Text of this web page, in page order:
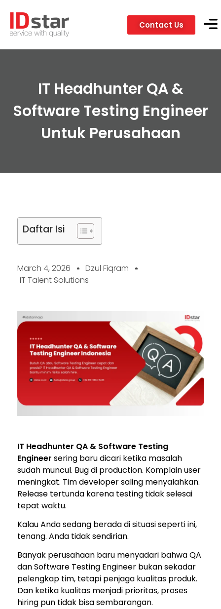
Contact Us
IT Headhunter QA &
Software Testing Engineer
Untuk Perusahaan
Daftar Isi
March 4, 2026
Dzul Fiqram
IT Talent Solutions
IT Headhunter QA & Software Testing
Engineer sering baru dicari ketika masalah
sudah muncul. Bug di production. Komplain user
meningkat. Tim developer saling menyalahkan.
Release tertunda karena testing tidak selesai
tepat waktu.
Kalau Anda sedang berada di situasi seperti ini,
tenang. Anda tidak sendirian.
Banyak perusahaan baru menyadari bahwa QA
dan Software Testing Engineer bukan sekadar
pelengkap tim, tetapi penjaga kualitas produk.
Dan ketika kualitas menjadi prioritas, proses
hiring pun tidak bisa sembarangan.